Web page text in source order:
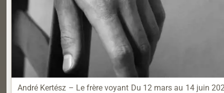
André Kertész – Le frère voyant Du 12 mars au 14 juin